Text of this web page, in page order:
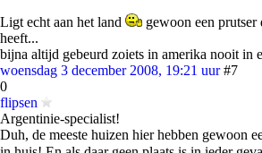
Ligt echt aan het land
gewoon een prutser
heeft...
bijna altijd gebeurd zoiets in amerika nooit in
woensdag 3 december 2008, 19:21 uur #7
0
flipsen
Argentinie-specialist!
Duh, de meeste huizen hier hebben gewoon